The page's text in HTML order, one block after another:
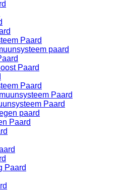
Paard
paard
Paard
Paard
Paard
Paard
paard
Paard
Paard